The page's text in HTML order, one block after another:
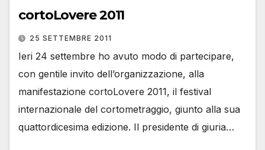
cortoLovere 2011
25 SETTEMBRE 2011
Ieri 24 settembre ho avuto modo di partecipare,
con gentile invito dell’organizzazione, alla
manifestazione cortoLovere 2011, il festival
internazionale del cortometraggio, giunto alla sua
quattordicesima edizione. Il presidente di giuria…